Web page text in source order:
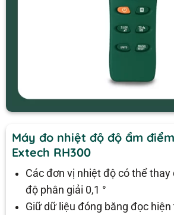
Máy đo nhiệt độ độ ẩm
Extech RH300
Các đơn vị nhiệt độ có thể thay
độ phân giải 0,1 °
Giữ dữ liệu đóng băng đọc